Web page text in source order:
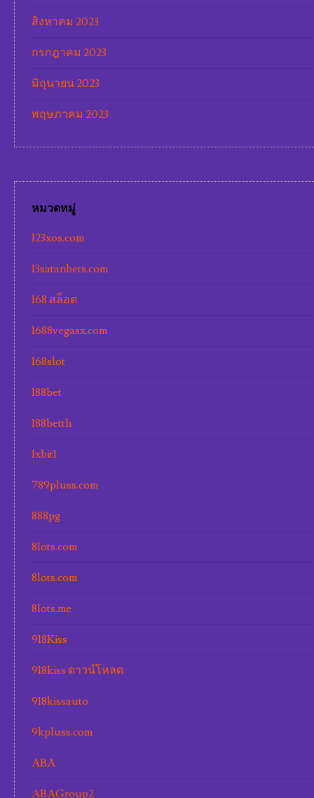
สิงหาคม 2023
กรกฎาคม 2023
มิถุนายน 2023
พฤษภาคม 2023
หมวดหมู่
123xos.com
13satanbets.com
168 สล็อต
1688vegasx.com
168slot
188bet
188betth
1xbit1
789pluss.com
888pg
8lots.com
8lots.com
8lots.me
918Kiss
918kiss ดาวน์โหลด
918kissauto
9kpluss.com
ABA
ABAGroup2